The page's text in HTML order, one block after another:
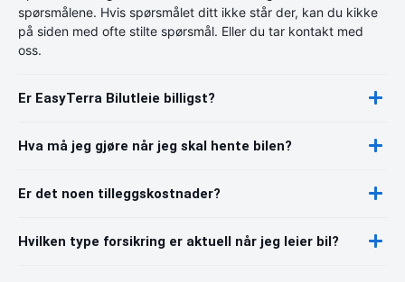
spørsmålene. Hvis spørsmålet ditt ikke står der, kan du kikke
på siden med ofte stilte spørsmål. Eller du tar kontakt med
oss.
Er EasyTerra Bilutleie billigst?
Hva må jeg gjøre når jeg skal hente bilen?
Er det noen tilleggskostnader?
Hvilken type forsikring er aktuell når jeg leier bil?